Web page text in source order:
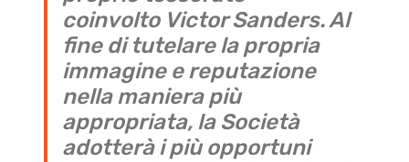
coinvolto Victor Sanders. Al
fine di tutelare la propria
immagine e reputazione
nella maniera più
appropriata, la Società
adotterà i più opportuni